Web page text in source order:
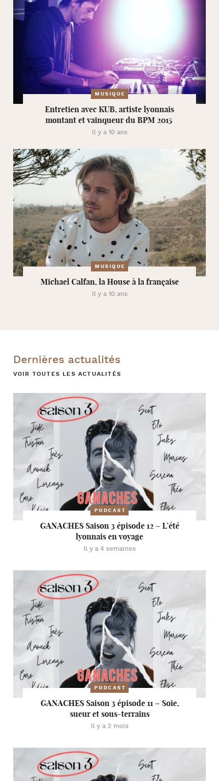
MUSIQUE
Entretien avec KUB, artiste lyonnais
montant et vainqueur du BPM 2015
Il y a 10 ans
MUSIQUE
Michael Calfan, la House à la française
Il y a 10 ans
Dernières actualités
VOIR TOUTES LES ACTUALITÉS
PODCAST
GANACHES Saison 3 épisode 12 – L’été
lyonnais en voyage
Il y a 4 semaines
PODCAST
GANACHES Saison 3 épisode 11 – Soie,
sueur et sous-terrains
Il y a 2 mois